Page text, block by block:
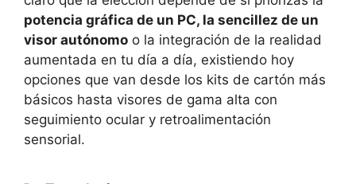
potencia gráfica de un PC, la sencillez de un
visor autónomo o la integración de la realidad
aumentada en tu día a día, existiendo hoy
opciones que van desde los kits de cartón más
básicos hasta visores de gama alta con
seguimiento ocular y retroalimentación
sensorial.